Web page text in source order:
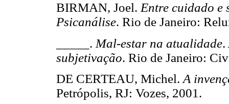
BIRMAN, Joel. Entre cuidado e
Psicanálise. Rio de Janeiro:
_____. Mal-estar na atualidade.
subjetivação. Rio de Janeiro:
DE CERTEAU, Michel. A
Petrópolis, RJ: Vozes,